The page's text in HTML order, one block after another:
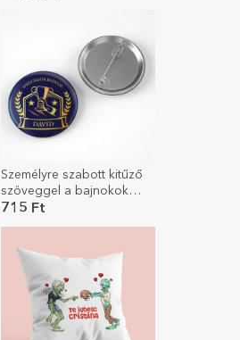
Személyre szabott kitűző
szöveggel a bajnokok
számára
715 Ft